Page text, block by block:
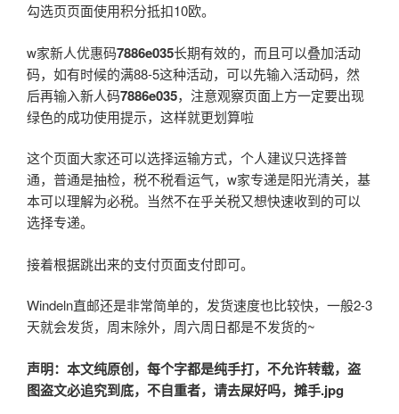
勾选页页面使用积分抵扣10欧。
w家新人优惠码7886e035长期有效的，而且可以叠加活动
码，如有时候的满88-5这种活动，可以先输入活动码，然
后再输入新人码7886e035，注意观察页面上方一定要出现
绿色的成功使用提示，这样就更划算啦
这个页面大家还可以选择运输方式，个人建议只选择普
通，普通是抽检，税不税看运气，w家专递是阳光清关，基
本可以理解为必税。当然不在乎关税又想快速收到的可以
选择专递。
接着根据跳出来的支付页面支付即可。
Windeln直邮还是非常简单的，发货速度也比较快，一般2-3
天就会发货，周末除外，周六周日都是不发货的~
声明：本文纯原创，每个字都是纯手打，不允许转载，盗
图盗文必追究到底，不自重者，请去屎好吗，摊手.jpg